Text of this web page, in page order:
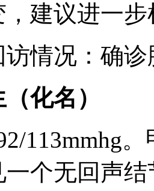
建议进一步
况：确诊
化名）
。
个无回声